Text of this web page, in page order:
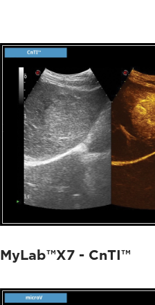
MyLab™X7 - CnTI™